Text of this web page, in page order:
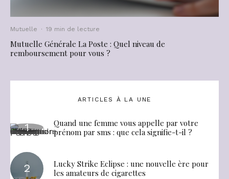
Mutuelle · 19 min de lecture
Mutuelle Générale La Poste : Quel niveau de
remboursement pour vous ?
ARTICLES À LA UNE
Quand une femme vous appelle par votre
prénom par sms : que cela signifie-t-il ?
Lucky Strike Eclipse : une nouvelle ère pour
les amateurs de cigarettes